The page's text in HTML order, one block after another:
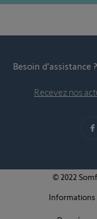
Besoin d’assistance ?
Recevez nos
© 2022
Informations